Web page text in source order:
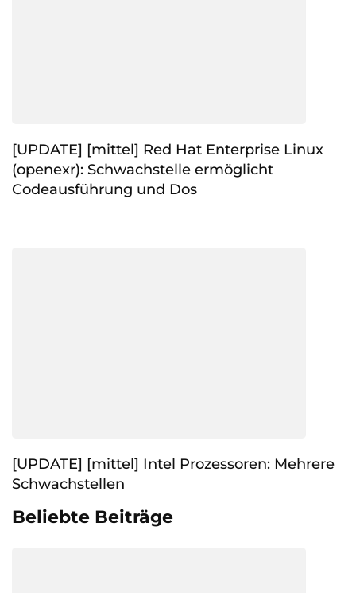
[UPDATE] [mittel] Red Hat Enterprise Linux
(openexr): Schwachstelle ermöglicht
Codeausführung und Dos
[UPDATE] [mittel] Intel Prozessoren: Mehrere
Schwachstellen
Beliebte Beiträge